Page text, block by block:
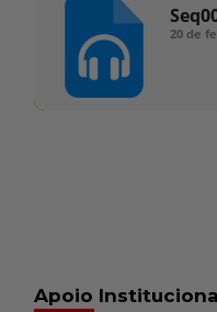
20 de
Apoio